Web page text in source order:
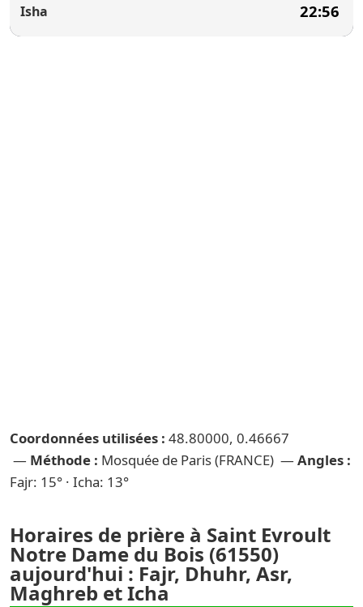
Isha 22:56
Coordonnées utilisées : 48.80000, 0.46667
— Méthode : Mosquée de Paris (FRANCE) — Angles :
Fajr: 15° · Icha: 13°
Horaires de prière à Saint Evroult
Notre Dame du Bois (61550)
aujourd'hui : Fajr, Dhuhr, Asr,
Maghreb et Icha